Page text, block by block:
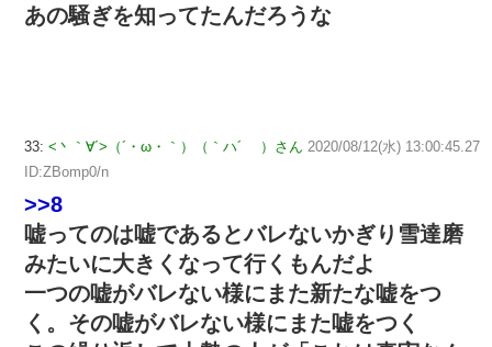
あの騒ぎを知ってたんだろうな
33: <丶｀∀´>（´・ω・｀）（｀ハ´ ）さん 2020/08/12(水) 13:00:45.27
ID:ZBomp0/n
>>8
嘘ってのは嘘であるとバレないかぎり雪達磨
みたいに大きくなって行くもんだよ
一つの嘘がバレない様にまた新たな嘘をつ
く。その嘘がバレない様にまた嘘をつく